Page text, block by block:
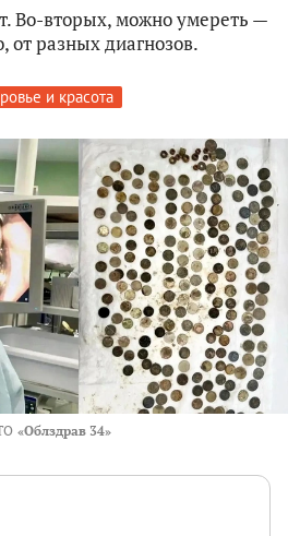
Во-вторых, можно умереть —
от разных диагнозов.
и красота
«Облздрав 34»